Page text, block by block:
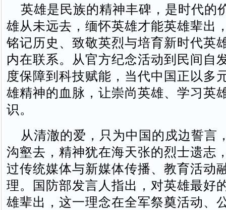
英雄是民族的精神丰碑，是时代的
雄从未远去，缅怀英雄才能英雄辈出
铭记历史、致敬英烈与培育新时代英
内在联系。从官方纪念活动到民间自
度保障到科技赋能，当代中国正以多
雄精神的血脉，让崇尚英雄、学习英
识。
从清澈的爱，只为中国的戍边誓言
沟壑去，精神犹在海天张的烈士遗志
过传统媒体与新媒体传播、教育活动
理。国防部发言人指出，对英雄最好
雄辈出，这一理念在全军祭奠活动、